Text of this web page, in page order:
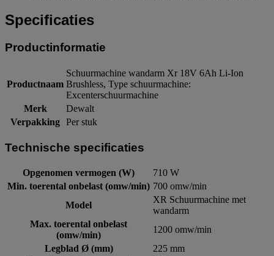
Specificaties
Productinformatie
Productnaam
Schuurmachine wandarm Xr 18V 6Ah Li-Ion
Brushless, Type schuurmachine:
Excenterschuurmachine
Merk
Dewalt
Verpakking Per stuk
Technische specificaties
Opgenomen vermogen (W)
710 W
Min. toerental onbelast (omw/min) 700 omw/min
Model
XR Schuurmachine met
wandarm
Max. toerental onbelast
(omw/min)
1200 omw/min
Legblad Ø (mm)
225 mm